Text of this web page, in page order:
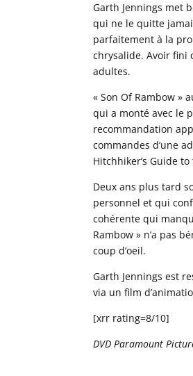
Garth Jennings met
qui ne le quitte
parfaitement à la
chrysalide. Avoir fini
adultes.
« Son Of Rambow »
qui a monté avec le
recommandation
commandes d’une
Hitchhiker’s Guide
Deux ans plus tard
personnel et qui
cohérente qui
Rambow » n’a pas
coup d’oeil.
Garth Jennings est
via un film
[xrr rating=8/10]
DVD Paramount